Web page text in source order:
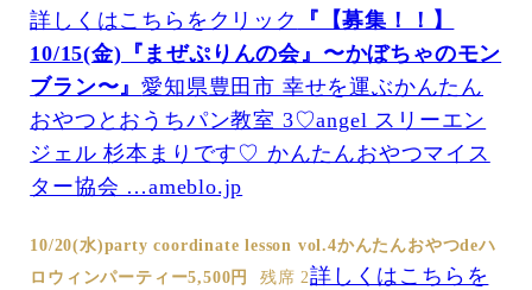
詳しくはこちらをクリック
『【募集！！】
10/15(金)『まぜぷりんの会』〜かぼちゃのモン
ブラン〜』愛知県豊田市 幸せを運ぶかんたん
おやつとおうちパン教室 3♡angel スリーエン
ジェル 杉本まりです♡ かんたんおやつマイス
ター協会 …ameblo.jp
10/20(水)party coordinate lesson vol.4かんたんおやつdeハ
ロウィンパーティー5,500円 残席 2詳しくはこちらを